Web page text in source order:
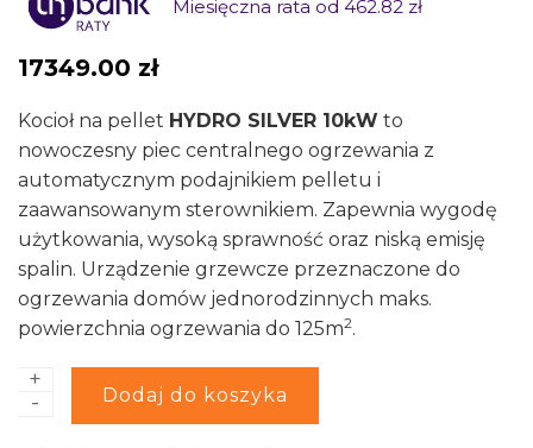
Miesięczna rata od 462.82 zł
17349.00 zł
Kocioł na pellet HYDRO SILVER 10kW to
nowoczesny piec centralnego ogrzewania z
automatycznym podajnikiem pelletu i
zaawansowanym sterownikiem. Zapewnia wygodę
użytkowania, wysoką sprawność oraz niską emisję
spalin. Urządzenie grzewcze przeznaczone do
ogrzewania domów jednorodzinnych maks.
powierzchnia ogrzewania do 125m2.
ilość
Kocioł
+
-
Dodaj do koszyka
Alternative: